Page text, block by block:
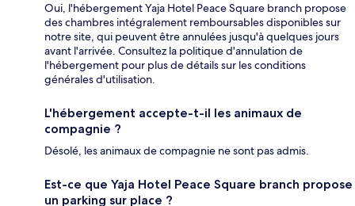
Oui, l'hébergement Yaja Hotel Peace Square branch propose
des chambres intégralement remboursables disponibles sur
notre site, qui peuvent être annulées jusqu'à quelques jours
avant l'arrivée. Consultez la politique d'annulation de
l'hébergement pour plus de détails sur les conditions
générales d'utilisation.
L'hébergement accepte-t-il les animaux de
compagnie ?
Désolé, les animaux de compagnie ne sont pas admis.
Est-ce que Yaja Hotel Peace Square branch propose
un parking sur place ?